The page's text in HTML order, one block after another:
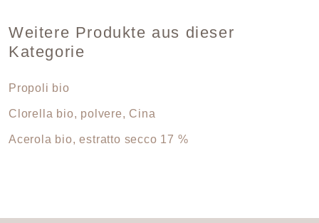
Weitere Produkte aus dieser
Kategorie
Propoli bio
Clorella bio, polvere, Cina
Acerola bio, estratto secco 17 %